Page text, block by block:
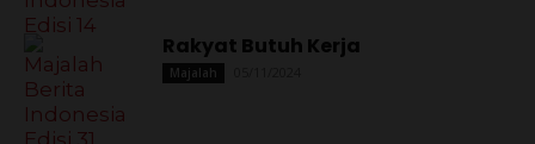
Rakyat Butuh Kerja
Majalah